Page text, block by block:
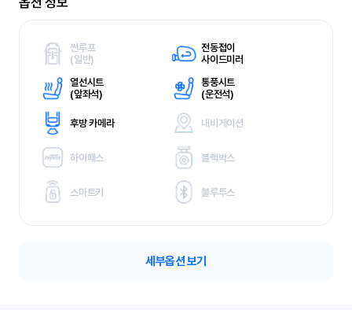
썬루프
(일반)
전동접이
사이드미러
열선시트
(앞좌석)
통풍시트
(운전석)
후방 카메라 내비게이션
하이패스 블랙박스
스마트키 블루투스
세부옵션 보기